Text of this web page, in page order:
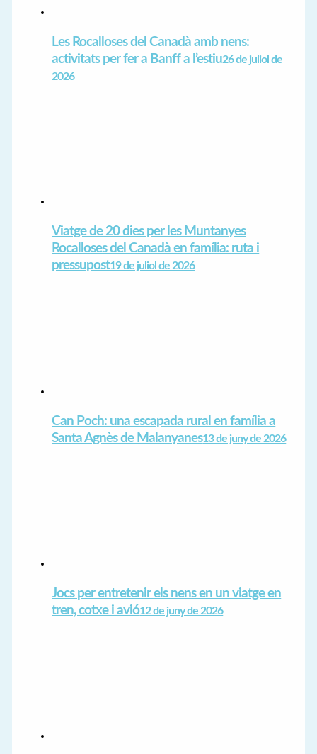
Les Rocalloses del Canadà amb nens:
activitats per fer a Banff a l’estiu26 de juliol de
2026
Viatge de 20 dies per les Muntanyes
Rocalloses del Canadà en família: ruta i
pressupost19 de juliol de 2026
Can Poch: una escapada rural en família a
Santa Agnès de Malanyanes13 de juny de 2026
Jocs per entretenir els nens en un viatge en
tren, cotxe i avió12 de juny de 2026